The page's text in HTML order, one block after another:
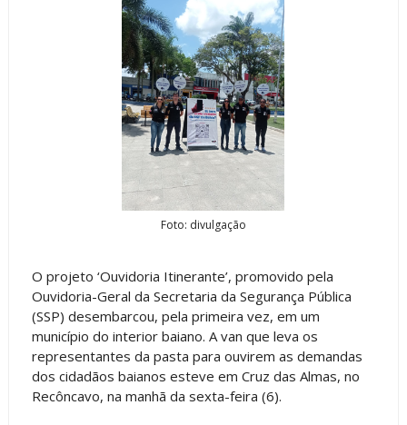
Foto: divulgação
O projeto ‘Ouvidoria Itinerante’, promovido pela
Ouvidoria-Geral da Secretaria da Segurança Pública
(SSP) desembarcou, pela primeira vez, em um
município do interior baiano. A van que leva os
representantes da pasta para ouvirem as demandas
dos cidadãos baianos esteve em Cruz das Almas, no
Recôncavo, na manhã da sexta-feira (6).